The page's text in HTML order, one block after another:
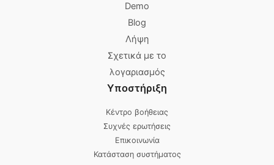
Demo
Blog
Λήψη
Σχετικά με το
λογαριασμός
Υποστήριξη
Κέντρο βοήθειας
Συχνές ερωτήσεις
Επικοινωνία
Κατάσταση συστήματος